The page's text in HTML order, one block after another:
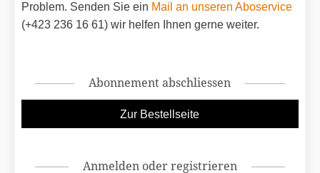
Problem. Senden Sie ein Mail an unseren Aboservice
(+423 236 16 61) wir helfen Ihnen gerne weiter.
Abonnement abschliessen
Anmelden oder registrieren